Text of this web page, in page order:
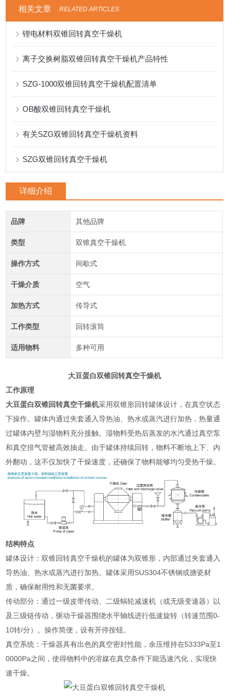
相关文章 RELATED ARTICLES
锂电材料双锥回转真空干燥机
离子交换树脂双锥回转真空干燥机产品特性
SZG-1000双锥回转真空干燥机配置清单
OB酸双锥回转真空干燥机
有关SZG双锥回转真空干燥机资料
SZG双锥回转真空干燥机
详细介绍
品牌 其他品牌
类型 双锥真空干燥机
操作方式 间歇式
干燥介质 空气
加热方式 传导式
工作类型 回转滚筒
适用物料 多种可用
大豆蛋白双锥回转真空干燥机
工作原理
大豆蛋白双锥回转真空干燥机采用双锥形回转罐体设计，在真空状态
下操作。罐体内通过夹套通入导热油、热水或蒸汽进行加热，热量通
过罐体内壁与湿物料充分接触。湿物料受热后蒸发的水汽通过真空泵
和真空排气管被高效抽走。由于罐体持续回转，物料不断地上下、内
外翻动，这不仅加快了干燥速度，还确保了物料能够均匀受热干燥‌。
结构特点
‌罐体设计‌：双锥回转真空干燥机的罐体为双锥形，内部通过夹套通入
导热油、热水或蒸汽进行加热。罐体采用SUS304不锈钢或搪瓷材
质，确保耐用性和无菌要求‌。
‌传动部分‌：通过一级皮带传动、二级蜗轮减速机（或无级变速器）以
及三级链传动，驱动干燥器围绕水平轴线进行低速旋转（转速范围0-
10转/分）。操作简便，设有开停按钮‌。
‌真空系统‌：干燥器具有出色的真空密封性能，余压维持在5333Pa至1
0000Pa之间，使得物料中的溶媒在真空条件下能迅速汽化，实现快
速干燥‌。